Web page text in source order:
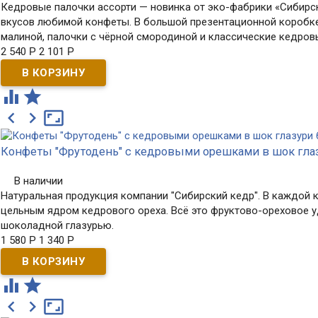
Кедровые палочки ассорти — новинка от эко-фабрики
вкусов любимой конфеты. В большой презентационной
малиной, палочки с чёрной смородиной и классические
2 540 Р 2 101 Р
 

 
Конфеты "Фрутодень" с кедровыми орешками в шок
В наличии
Натуральная продукция компании "Сибирский кедр". В каждой
цельным ядром кедрового ореха. Всё это фруктово-ореховое
шоколадной глазурью.
1 580 Р 1 340 Р
 

 